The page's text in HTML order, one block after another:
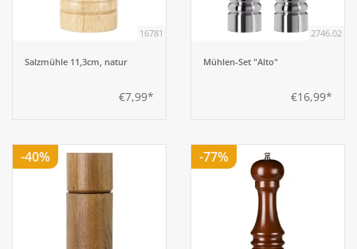
Fingerfood
Aufsteller
Tafeln
Einrichtung
Berufsbekleidung
16781
Salzmühle 11,3cm, natur
€7,99*
2746.02
Mühlen-Set "Alto"
€16,99*
-40% -77%